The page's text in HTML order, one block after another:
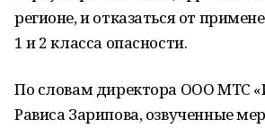
регионе, и отказаться от
1 и 2 класса опасности.
По словам директора ООО МТС
Рависа Зарипова, озвученные